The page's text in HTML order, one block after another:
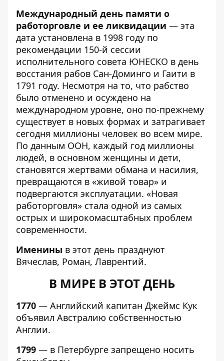
Международный день памяти о
работорговле и ее ликвидации — эта
дата установлена в 1998 году по
рекомендации 150-й сессии
исполнительного совета ЮНЕСКО в день
восстания рабов Сан-Доминго и Гаити в
1791 году. Несмотря на то, что рабство
было отменено и осуждено на
международном уровне, оно по-прежнему
существует в новых формах и затрагивает
сегодня миллионы человек во всем мире.
По данным ООН, каждый год миллионы
людей, в основном женщины и дети,
становятся жертвами обмана и насилия,
превращаются в «живой товар» и
подвергаются эксплуатации. «Новая
работорговля» стала одной из самых
острых и широкомасштабных проблем
современности.
Именины в этот день празднуют
Вячеслав, Роман, Лаврентий.
В МИРЕ В ЭТОТ ДЕНЬ
1770 — Английский капитан Джеймс Кук
объявил Австралию собственностью
Англии.
1799 — в Петербурге запрещено носить